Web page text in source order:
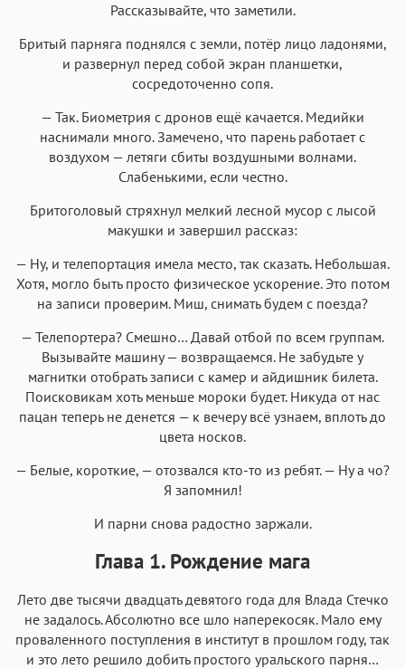
Рассказывайте, что заметили.
Бритый парняга поднялся с земли, потёр лицо ладонями,
и развернул перед собой экран планшетки,
сосредоточенно сопя.
— Так. Биометрия с дронов ещё качается. Медийки
наснимали много. Замечено, что парень работает с
воздухом — летяги сбиты воздушными волнами.
Слабенькими, если честно.
Бритоголовый стряхнул мелкий лесной мусор с лысой
макушки и завершил рассказ:
— Ну, и телепортация имела место, так сказать. Небольшая.
Хотя, могло быть просто физическое ускорение. Это потом
на записи проверим. Миш, снимать будем с поезда?
— Телепортера? Смешно… Давай отбой по всем группам.
Вызывайте машину — возвращаемся. Не забудьте у
магнитки отобрать записи с камер и айдишник билета.
Поисковикам хоть меньше мороки будет. Никуда от нас
пацан теперь не денется — к вечеру всё узнаем, вплоть до
цвета носков.
— Белые, короткие, — отозвался кто-то из ребят. — Ну а чо?
Я запомнил!
И парни снова радостно заржали.
Глава 1. Рождение мага
Лето две тысячи двадцать девятого года для Влада Стечко
не задалось. Абсолютно все шло наперекосяк. Мало ему
проваленного поступления в институт в прошлом году, так
и это лето решило добить простого уральского парня…